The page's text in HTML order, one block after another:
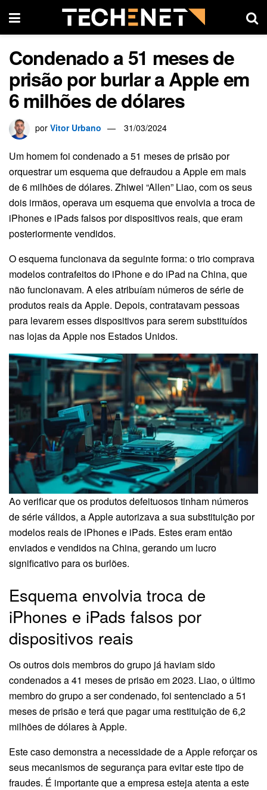
Condenado a 51 meses de
prisão por burlar a Apple em
6 milhões de dólares
por Vitor Urbano 31/03/2024
Um homem foi condenado a 51 meses de prisão por
orquestrar um esquema que defraudou a Apple em mais
de 6 milhões de dólares. Zhiwei “Allen” Liao, com os seus
dois irmãos, operava um esquema que envolvia a troca de
iPhones e iPads falsos por dispositivos reais, que eram
posteriormente vendidos.
O esquema funcionava da seguinte forma: o trio comprava
modelos contrafeitos do iPhone e do iPad na China, que
não funcionavam. A eles atribuíam números de série de
produtos reais da Apple. Depois, contratavam pessoas
para levarem esses dispositivos para serem substituídos
nas lojas da Apple nos Estados Unidos.
Ao verificar que os produtos defeituosos tinham números
de série válidos, a Apple autorizava a sua substituição por
modelos reais de iPhones e iPads. Estes eram então
enviados e vendidos na China, gerando um lucro
significativo para os burlões.
Esquema envolvia troca de
iPhones e iPads falsos por
dispositivos reais
Os outros dois membros do grupo já haviam sido
condenados a 41 meses de prisão em 2023. Liao, o último
membro do grupo a ser condenado, foi sentenciado a 51
meses de prisão e terá que pagar uma restituição de 6,2
milhões de dólares à Apple.
Este caso demonstra a necessidade de a Apple reforçar os
seus mecanismos de segurança para evitar este tipo de
fraudes. É importante que a empresa esteja atenta a este